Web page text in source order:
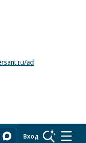
ad
Вход